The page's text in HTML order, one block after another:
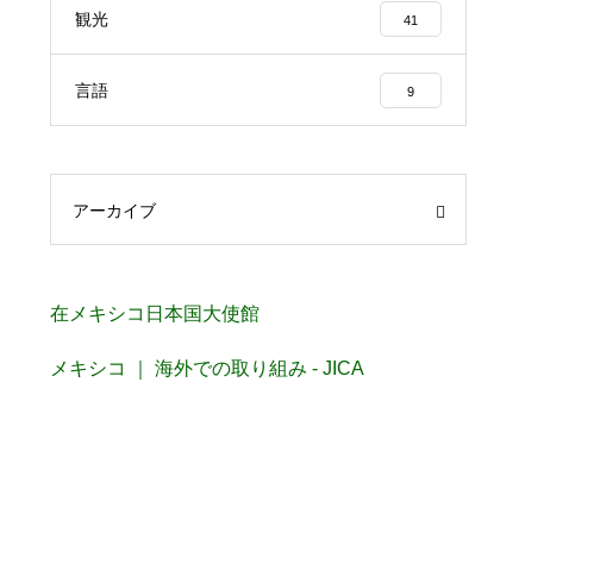
観光 41
言語 9
アーカイブ
在メキシコ日本国大使館
メキシコ ｜ 海外での取り組み - JICA